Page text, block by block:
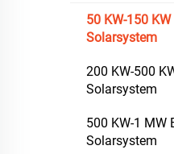
50 KW-150
Solarsystem
200 KW-500
Solarsystem
500 KW-1 MW
Solarsystem